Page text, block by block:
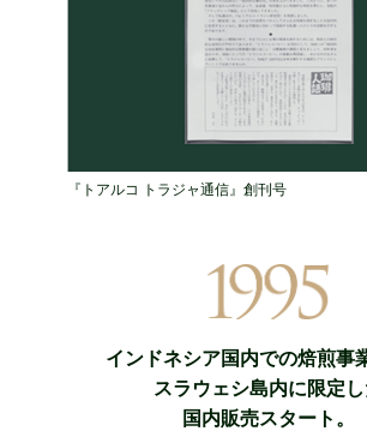
『トアルコ トラジャ通信』創刊号
インドネシア国内での焙煎事
スラウェシ島内に限定
国内販売スタート。